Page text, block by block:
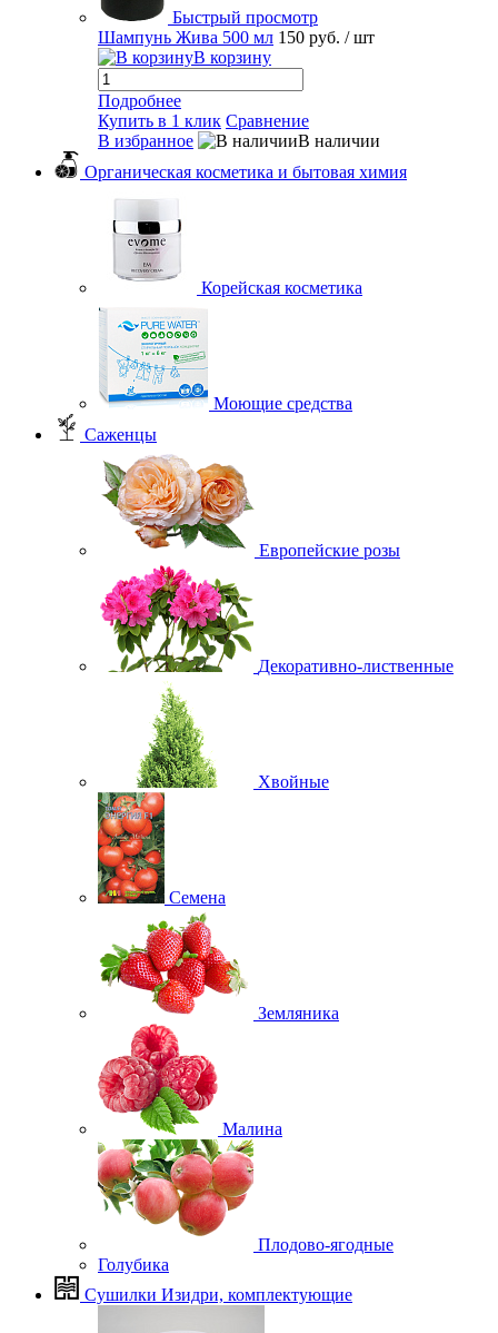
Быстрый просмотр
Шампунь Жива 500 мл 150 руб. / шт
В корзину
Подробнее
Купить в 1 клик Сравнение
В избранное
В наличии
Органическая косметика и бытовая химия
Корейская косметика
Моющие средства
Саженцы
Европейские розы
Декоративно-лиственные
Хвойные
Семена
Земляника
Малина
Плодово-ягодные
Голубика
Сушилки Изидри, комплектующие